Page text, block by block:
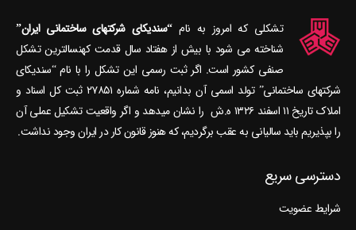
تشکلی که امروز به نام“سندیکای شرکتهای ساختمانی ایران”
شناخته می‎ شود با بیش از هفتاد سال قدمت کهنسال‎ترین تشکل
صنفی کشور است. اگر ثبت رسمی این تشکل را با نام “سندیکای
شرکتهای ساختمانی” تولد اسمی آن بدانیم، نامه شماره ۲۷۸۵۱ ثبت کل اسناد و
املاک تاریخ ۱۱ اسفند ۱۳۲۶ ه.ش را نشان می‎دهد و اگر واقعیت تشکیل عملی آن
را بپذیریم باید سالیانی به عقب برگردیم، که هنوز قانون کار در ایران وجود نداشت.
دسترسی سریع
شرایط عضویت